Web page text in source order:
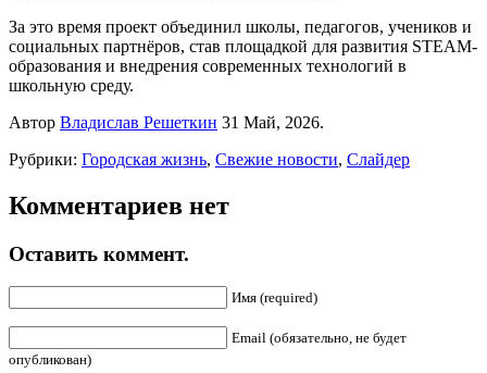
За это время проект объединил школы, педагогов, учеников и
социальных партнёров, став площадкой для развития STEAM-
образования и внедрения современных технологий в
школьную среду.
Автор Владислав Решеткин 31 Май, 2026.
Рубрики: Городская жизнь, Свежие новости, Слайдер
Комментариев нет
Оставить коммент.
Имя (required)
Email (обязательно, не будет
опубликован)